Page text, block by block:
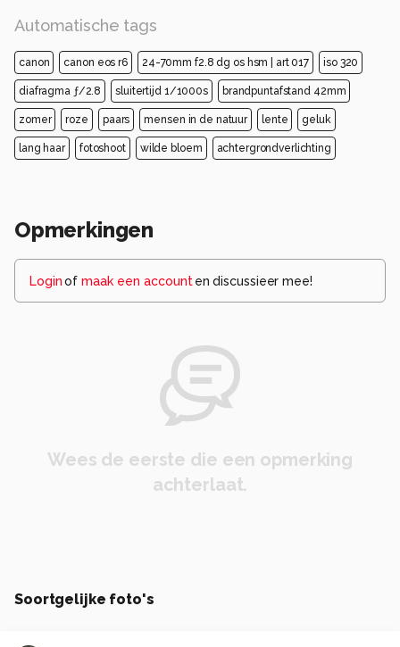
Automatische tags
canon canon eos r6 24-70mm f2.8 dg os hsm | art 017 iso 320
diafragma ƒ/2.8 sluitertijd 1/1000s brandpuntafstand 42mm
zomer roze paars mensen in de natuur lente geluk
lang haar fotoshoot wilde bloem achtergrondverlichting
Opmerkingen
Loginof maak een account en discussieer mee!
Wees de eerste die een opmerking
achterlaat.
Soortgelijke foto's